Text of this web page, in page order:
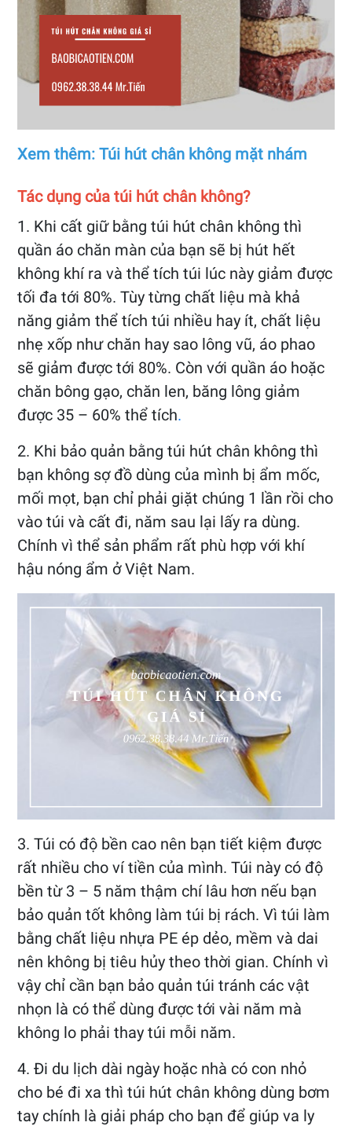
Xem thêm: Túi hút chân không mặt nhám
Tác dụng của túi hút chân không?
1. Khi cất giữ bằng túi hút chân không thì
quần áo chăn màn của bạn sẽ bị hút hết
không khí ra và thể tích túi lúc này giảm được
tối đa tới 80%. Tùy từng chất liệu mà khả
năng giảm thể tích túi nhiều hay ít, chất liệu
nhẹ xốp như chăn hay sao lông vũ, áo phao
sẽ giảm được tới 80%. Còn với quần áo hoặc
chăn bông gạo, chăn len, băng lông giảm
được 35 – 60% thể tích.
2. Khi bảo quản bằng túi hút chân không thì
bạn không sợ đồ dùng của mình bị ẩm mốc,
mối mọt, bạn chỉ phải giặt chúng 1 lần rồi cho
vào túi và cất đi, năm sau lại lấy ra dùng.
Chính vì thể sản phẩm rất phù hợp với khí
hậu nóng ẩm ở Việt Nam.
3. Túi có độ bền cao nên bạn tiết kiệm được
rất nhiều cho ví tiền của mình. Túi này có độ
bền từ 3 – 5 năm thậm chí lâu hơn nếu bạn
bảo quản tốt không làm túi bị rách. Vì túi làm
bằng chất liệu nhựa PE ép dẻo, mềm và dai
nên không bị tiêu hủy theo thời gian. Chính vì
vậy chỉ cần bạn bảo quản túi tránh các vật
nhọn là có thể dùng được tới vài năm mà
không lo phải thay túi mỗi năm.
4. Đi du lịch dài ngày hoặc nhà có con nhỏ
cho bé đi xa thì túi hút chân không dùng bơm
tay chính là giải pháp cho bạn để giúp va ly